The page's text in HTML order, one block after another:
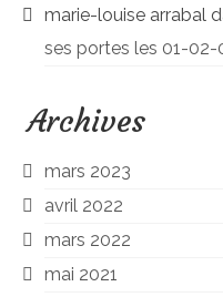
marie-louise arrabal
ses portes les 01-02-
Archives
mars 2023
avril 2022
mars 2022
mai 2021